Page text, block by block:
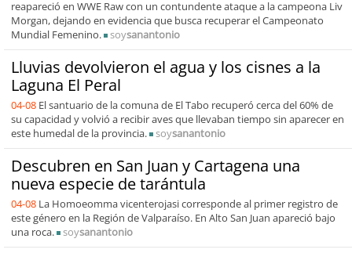
reapareció en WWE Raw con un contundente ataque a la campeona Liv
Morgan, dejando en evidencia que busca recuperar el Campeonato
Mundial Femenino.
soysanantonio
Lluvias devolvieron el agua y los cisnes a la
Laguna El Peral
04-08 El santuario de la comuna de El Tabo recuperó cerca del 60% de
su capacidad y volvió a recibir aves que llevaban tiempo sin aparecer en
este humedal de la provincia.
soysanantonio
Descubren en San Juan y Cartagena una
nueva especie de tarántula
04-08 La Homoeomma vicenterojasi corresponde al primer registro de
este género en la Región de Valparaíso. En Alto San Juan apareció bajo
una roca.
soysanantonio